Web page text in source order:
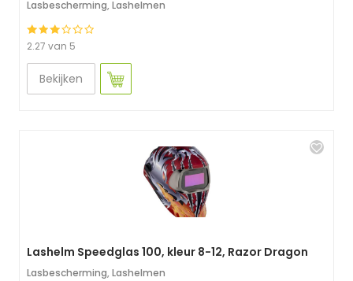
Lasbescherming, Lashelmen
2.27 van 5
Bekijken
Lashelm Speedglas 100, kleur 8-12, Razor Dragon
Lasbescherming, Lashelmen